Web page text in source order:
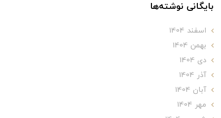
بایگانی نوشته‌ها
اسفند 1404
بهمن 1404
دی 1404
آذر 1404
آبان 1404
مهر 1404